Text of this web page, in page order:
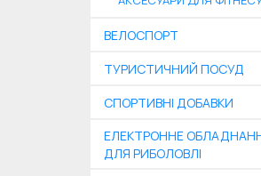
ВЕЛОСПОРТ
ТУРИСТИЧНИЙ ПОСУД
СПОРТИВНІ ДОБАВКИ
ЕЛЕКТРОННЕ
ДЛЯ РИБОЛОВЛІ